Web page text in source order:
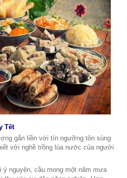
tò mò ngó xuống mặt đất mà
thế hạ thấp dần khi được nghe
lại được chiếu sáng.
thừa là đêm trời đất tối tăm
nhất. Khi đó, không ai bảo ai,
gà trống với hy vọng gà sẽ
cả năm ấm áp.
thừa thường là gà trống hoa,
khỏe mạnh, tinh khiết. Từ